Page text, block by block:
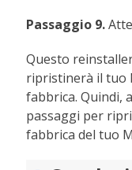
Passaggio 9.
Questo
ripristinerà il tuo
fabbrica. Quindi,
passaggi per
fabbrica del tuo